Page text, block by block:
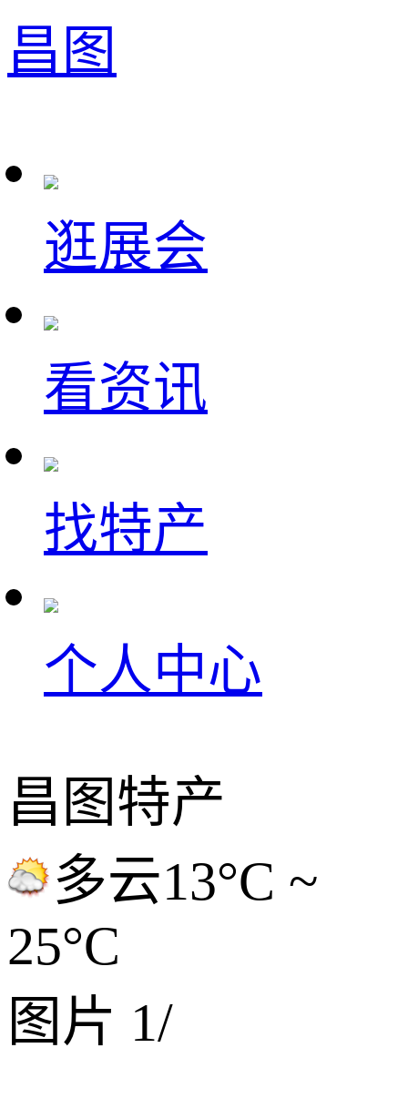
昌图
逛展会
看资讯
找特产
个人中心
昌图特产
多云13°C ~
25°C
图片 1/